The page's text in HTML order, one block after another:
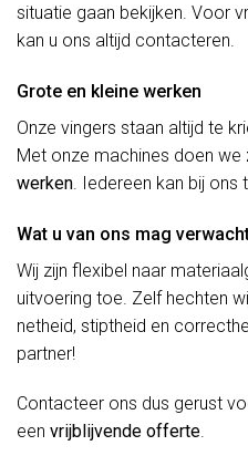
situatie gaan bekijken. Voor
kan u ons altijd contacteren.
Grote en kleine werken
Onze vingers staan altijd te
Met onze machines doen we
werken. Iedereen kan bij ons
Wat u van ons mag
Wij zijn flexibel naar
uitvoering toe. Zelf hechten
netheid, stiptheid en
partner!
Contacteer ons dus gerust
een vrijblijvende offerte.